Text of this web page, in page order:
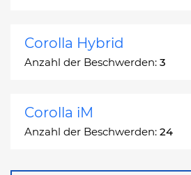
Corolla Hybrid
Anzahl der Beschwerden: 3
Corolla iM
Anzahl der Beschwerden: 24